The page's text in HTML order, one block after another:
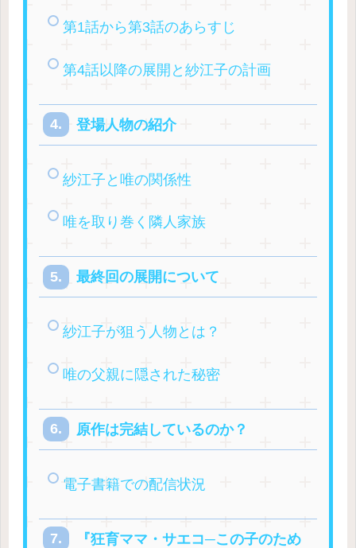
第1話から第3話のあらすじ
第4話以降の展開と紗江子の計画
登場人物の紹介
紗江子と唯の関係性
唯を取り巻く隣人家族
最終回の展開について
紗江子が狙う人物とは？
唯の父親に隠された秘密
原作は完結しているのか？
電子書籍での配信状況
『狂育ママ・サエコ─この子のため